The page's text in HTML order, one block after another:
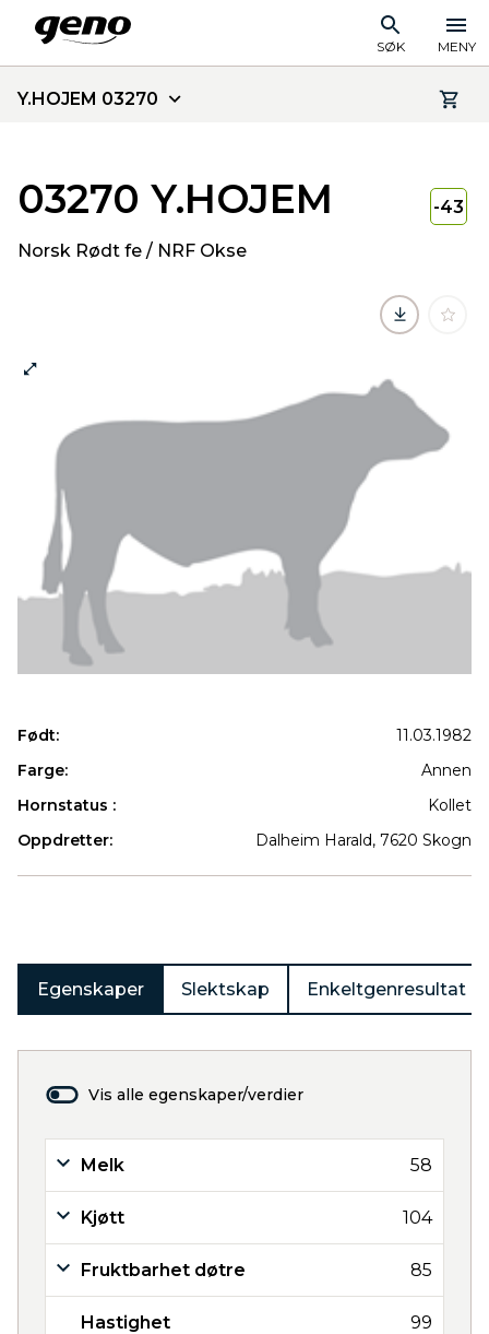
SØK MENY
Y.HOJEM 03270
03270 Y.HOJEM
Norsk Rødt fe / NRF Okse
-43
Født:
11.03.1982
Farge:
Annen
Hornstatus :
Kollet
Oppdretter:
Dalheim Harald, 7620 Skogn
Egenskaper Slektskap Enkeltgenresultat
Vis alle egenskaper/verdier
Melk 58
Kjøtt 104
Fruktbarhet døtre 85
Hastighet 99